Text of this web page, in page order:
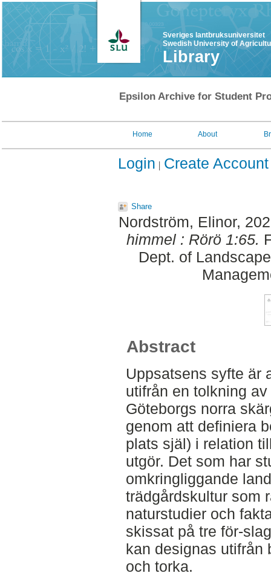
Sveriges lantbruksuniversitet
Swedish University of
Library
Epsilon Archive for Student
Home About
Login Create Account
Share
Nordström, Elinor,
himmel : Rörö 1:65.
Dept. of
Abstract
Uppsatsens syfte är
utifrån en tolkning
Göteborgs norra
genom att definiera
plats själ) i relation
utgör. Det som har
omkringliggande
trädgårdskultur som
naturstudier och
skissat på tre för-
kan designas utifrån
och torka.